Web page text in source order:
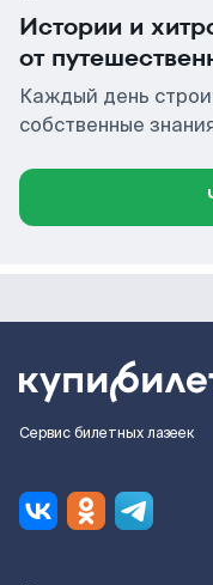
Истории и
от
Каждый день
собственные
Сервис билетных лазеек